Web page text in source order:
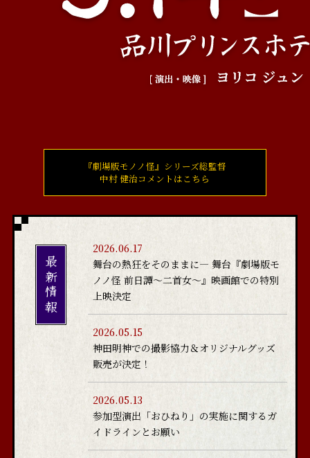
『劇場版モノノ怪』シリーズ総監督
中村 健治コメントはこちら
最新情報
2026.06.17
舞台の熱狂をそのままに― 舞台『劇場版モ
ノノ怪 前日譚～二首女～』映画館での特別
上映決定
2026.05.15
神田明神での撮影協力＆オリジナルグッズ
販売が決定！
2026.05.13
参加型演出「おひねり」の実施に関するガ
イドラインとお願い